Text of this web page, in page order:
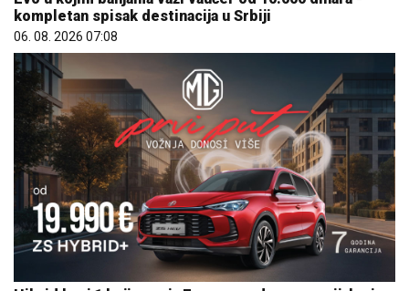
kompletan spisak destinacija u Srbiji
06. 08. 2026 07:08